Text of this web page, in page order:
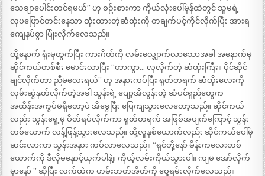
သေချာပေါင်းတင်ရမယ်” ဟု စဥ်းစားကာ ကိုယ်လုံးပေါ်မှန်ထဲတွင် သူမရဲ့
လှပပြောင်တင်းနေသာ ထုံးထားတဲ့ဆံထုံးကို တချက်ပင့်ကိုင်လိုက်ပြီး အားရ
ကျေနပ်စွာ ပြုံးလိုက်လေသည်။
ထို့နောက် ရုံးမှထွက်ပြီး ကားဂိတ်ကို လမ်းလျှောက်လာသောအခါ အနောက်မှ
ဆိုင်ကယ်တစ်စီး မောင်းလာပြီး “ဟာကွာ… လှလိုက်တဲ့ ဆံထုံးကြီး။ ပိုင်ဆိုင်
ချင်လိုက်တာ ညီမလေးရယ်” ဟု အနားကပ်ပြီး ရုတ်တရက် ဆံထိုးလေးကို
လှမ်းဆွဲနုတ်လိုက်တဲ့အခါ သွန်းရဲ့ ပျော့အိလွန်းတဲ့ ဆံပင်ရှည်တွေက
အထိန်းအကွပ်မရှိတော့ပဲ အိခွေပြီး ပြေကျသွားလေတော့သည်။ ဆိုင်ကယ်
လည်း သွန်းရှေ့မှ ပိတ်ရပ်လိုက်ကာ ရုတ်တရက် အဖြစ်အပျက်ကြောင့် သွန်း
တစ်ယောက် လန့်ဖြန့်သွားလေသည်။ ထို့လူနှစ်ယောက်လည်း ဆိုင်ကယ်ပေါ်မှ
ဆင်းလာကာ သွန်းအနား ကပ်လာလေသည်။ “ရှင်တို့နော် မိန်းကလေးတစ်
ယောက်ကို ဒီလိုမနှောင့်ယှက်ပါနဲ့။ ကိုယ့်လမ်းကိုယ်သွားပါ။ ကျမ အော်လိုက်
မှာနော် ” ဆိုပြီး လက်ထဲက ဟမ်းဘတ်အိတ်ကို ဝှေ့ရမ်းလိုက်လေသည်။